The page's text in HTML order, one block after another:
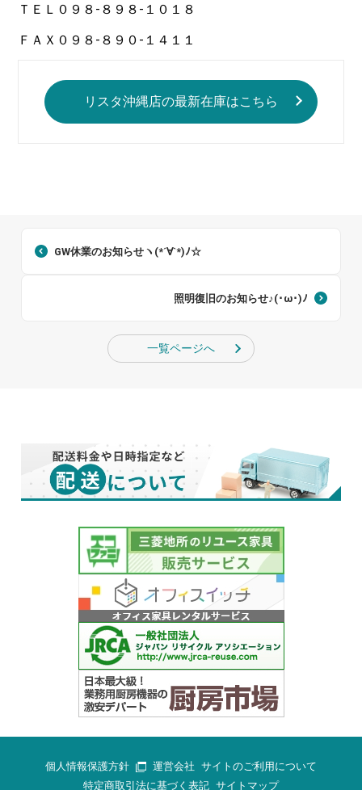
ＴＥＬ０９８-８９８-１０１８
ＦＡＸ０９８-８９０-１４１１
リスタ沖縄店の最新在庫はこちら
GW休業のお知らせヽ(*´∀`*)ﾉ☆
照明復旧のお知らせ♪(･ω･)ﾉ
一覧ページへ
個人情報保護方針 運営会社 サイトのご利用について
特定商取引法に基づく表記 サイトマップ